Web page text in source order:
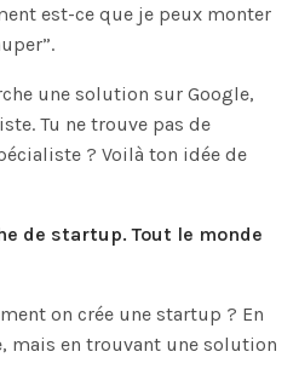
est-ce que je peux monter
une solution sur Google,
Tu ne trouve pas de
? Voilà ton idée de
de startup. Tout le monde
on crée une startup ? En
mais en trouvant une solution